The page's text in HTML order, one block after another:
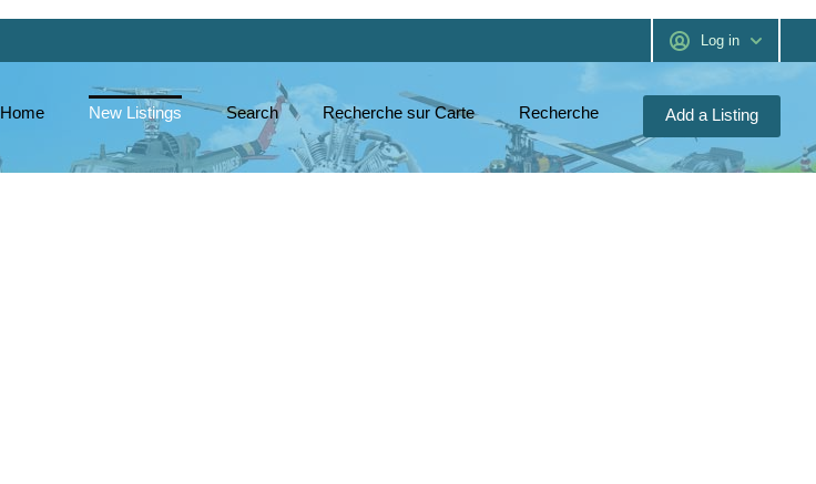
Log in
Add a Listing
Home New Listings Search Recherche sur Carte Recherche